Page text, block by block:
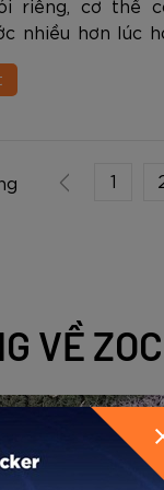
riêng, cơ thể
nhiều hơn lúc
thông qua
xuất hiện các
1
VỀ